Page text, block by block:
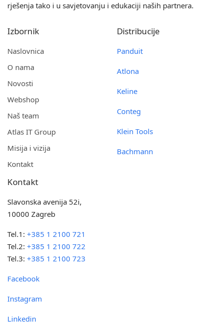
rješenja tako i u savjetovanju i edukaciji naših partnera.
Izbornik
Naslovnica
O nama
Novosti
Webshop
Naš team
Atlas IT Group
Misija i vizija
Kontakt
Distribucije
Panduit
Atlona
Keline
Conteg
Klein Tools
Bachmann
Kontakt
Slavonska avenija 52i,
10000 Zagreb
Tel.1:+385 1 2100 721
Tel.2:+385 1 2100 722
Tel.3:+385 1 2100 723
Facebook
Instagram
Linkedin